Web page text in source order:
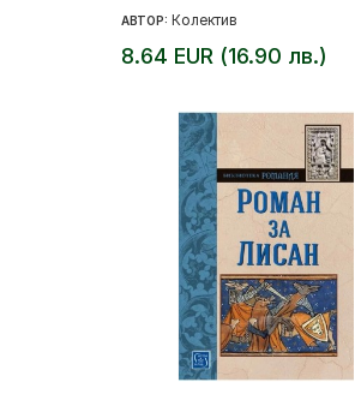
АВТОР: Колектив
8.64 EUR (16.90 лв.)